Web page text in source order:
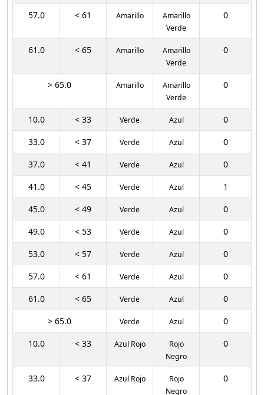
57.0 < 61 Amarillo
Amarillo
Verde
0
61.0 < 65 Amarillo
Amarillo
Verde
0
> 65.0 Amarillo
Amarillo
Verde
0
10.0 < 33 Verde Azul
0
33.0
< 37 Verde Azul
0
37.0
< 41 Verde Azul
0
41.0
< 45 Verde Azul
1
45.0
< 49 Verde Azul
0
49.0
< 53 Verde Azul
0
53.0
< 57 Verde Azul
0
57.0
< 61 Verde Azul
0
61.0
< 65 Verde Azul
0
> 65.0
Verde Azul
0
10.0
< 33 Azul Rojo
Rojo
Negro
0
33.0 < 37 Azul Rojo
Rojo
Negro
0